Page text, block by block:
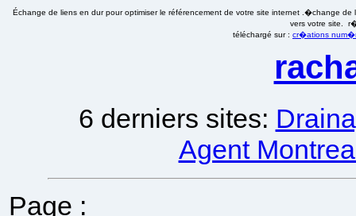
Échange de liens en dur pour optimiser le référencement de votre site internet .�change
vers votre site.
téléchargé sur : cr�ations
6 derniers sites:
Agent
Page :